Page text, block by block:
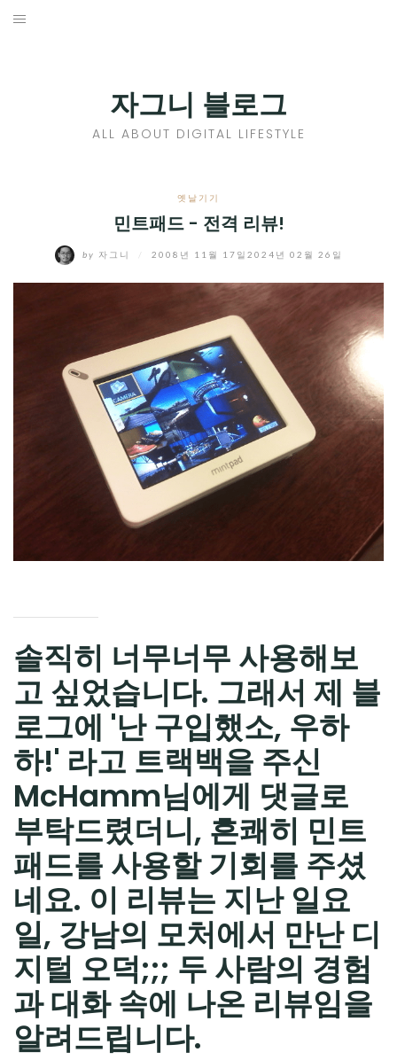
Skip
자그니 블로그
ALL ABOUT DIGITAL LIFESTYLE
옛날기기
민트패드 - 전격 리뷰!
by 자그니 2008년 11월 17일 2024년 02월 26일
솔직히 너무너무 사용해보
고 싶었습니다. 그래서 제 블
로그에 '난 구입했소, 우하
하!' 라고 트랙백을 주신
McHamm님에게 댓글로
부탁드렸더니, 흔쾌히 민트
패드를 사용할 기회를 주셨
네요. 이 리뷰는 지난 일요
일, 강남의 모처에서 만난 디
지털 오덕;;; 두 사람의 경험
과 대화 속에 나온 리뷰임을
알려드립니다.
CHILD
MENU
디지털라이프
CHILD
MENU
EXPAND
CHILD
MENU
EXPAND
CHILD
MENU